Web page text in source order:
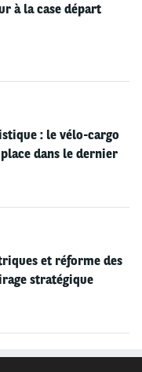
Pass >>
à la case départ
: le vélo-cargo
dans le dernier
et réforme des
stratégique